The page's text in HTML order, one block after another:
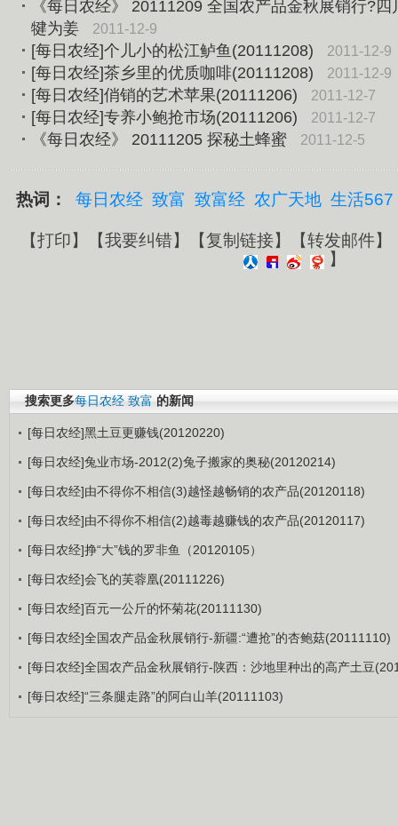
《每日农经》 20111209 全国农产品金秋展销行?
犍为姜
2011-12-9
[每日农经]个儿小的松江鲈鱼(20111208) 2011-12-9
[每日农经]茶乡里的优质咖啡(20111208) 2011-12-9
[每日农经]俏销的艺术苹果(20111206) 2011-12-7
[每日农经]专养小鲍抢市场(20111206) 2011-12-7
《每日农经》 20111205 探秘土蜂蜜 2011-12-5
热词： 每日农经 致富 致富经 农广天地 生活567
【打印】【我要纠错】【复制链接】【转发邮件】
】
搜索更多每日农经 致富 的新闻
[每日农经]黑土豆更赚钱(20120220)
[每日农经]兔业市场-2012(2)兔子搬家的奥秘(20120214)
[每日农经]由不得你不相信(3)越怪越畅销的农产品(20120118)
[每日农经]由不得你不相信(2)越毒越赚钱的农产品(20120117)
[每日农经]挣“大”钱的罗非鱼（20120105）
[每日农经]会飞的芙蓉凰(20111226)
[每日农经]百元一公斤的怀菊花(20111130)
[每日农经]全国农产品金秋展销行-新疆:“遭抢”的杏鲍菇(20111110)
[每日农经]全国农产品金秋展销行-陕西：沙地里种出的高产土豆
[每日农经]“三条腿走路”的阿白山羊(20111103)